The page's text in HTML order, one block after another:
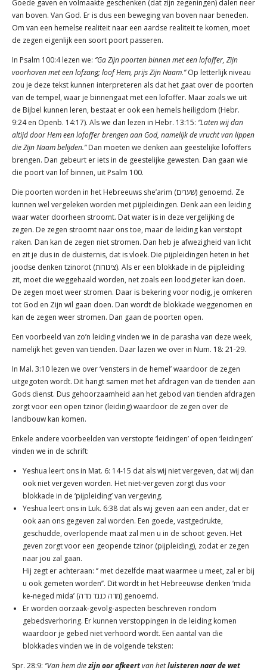
Goede gaven en volmaakte geschenken (dat zijn zegeningen) dalen neer
van boven. Van God. Er is dus een beweging van boven naar beneden.
Om van een hemelse realiteit naar een aardse realiteit te komen, moet
de zegen eigenlijk een soort poort passeren.
In Psalm 100:4 lezen we: ‘’Ga Zijn poorten binnen met een lofoffer, Zijn
voorhoven met een lofzang; loof Hem, prijs Zijn Naam.’’Op letterlijk niveau
zou je deze tekst kunnen interpreteren als dat het gaat over de poorten
van de tempel, waar je binnengaat met een lofoffer. Maar zoals we uit
de Bijbel kunnen leren, bestaat er ook een hemels heiligdom (Hebr.
9:24 en Openb. 14:17). Als we dan lezen in Hebr. 13:15: ‘’Laten wij dan
altijd door Hem een lofoffer brengen aan God, namelijk de vrucht van lippen
die Zijn Naam belijden.’’Dan moeten we denken aan geestelijke lofoffers
brengen. Dan gebeurt er iets in de geestelijke gewesten. Dan gaan wie
die poort van lof binnen, uit Psalm 100.
Die poorten worden in het Hebreeuws she’arim (שערים) genoemd. Ze
kunnen wel vergeleken worden met pijpleidingen. Denk aan een leiding
waar water doorheen stroomt. Dat water is in deze vergelijking de
zegen. De zegen stroomt naar ons toe, maar de leiding kan verstopt
raken. Dan kan de zegen niet stromen. Dan heb je afwezigheid van licht
en zit je dus in de duisternis, dat is vloek. Die pijpleidingen heten in het
joodse denken tzinorot (צינורות). Als er een blokkade in de pijpleiding
zit, moet die weggehaald worden, net zoals een loodgieter kan doen.
De zegen moet weer stromen. Daar is bekering voor nodig, je omkeren
tot God en Zijn wil gaan doen. Dan wordt de blokkade weggenomen en
kan de zegen weer stromen. Dan gaan de poorten open.
Een voorbeeld van zo’n leiding vinden we in de parasha van deze week,
namelijk het geven van tienden. Daar lazen we over in Num. 18: 21-29.
In Mal. 3:10 lezen we over ‘vensters in de hemel’ waardoor de zegen
uitgegoten wordt. Dit hangt samen met het afdragen van de tienden aan
Gods dienst. Dus gehoorzaamheid aan het gebod van tienden afdragen
zorgt voor een open tzinor (leiding) waardoor de zegen over de
landbouw kan komen.
Enkele andere voorbeelden van verstopte ‘leidingen’ of open ‘leidingen’
vinden we in de schrift:
Yeshua leert ons in Mat. 6: 14-15 dat als wij niet vergeven, dat wij dan
ook niet vergeven worden. Het niet-vergeven zorgt dus voor
blokkade in de ‘pijpleiding’ van vergeving.
Yeshua leert ons in Luk. 6:38 dat als wij geven aan een ander, dat er
ook aan ons gegeven zal worden. Een goede, vastgedrukte,
geschudde, overlopende maat zal men u in de schoot geven. Het
geven zorgt voor een geopende tzinor (pijpleiding), zodat er zegen
naar jou zal gaan.
Hij zegt er achteraan: ‘’ met dezelfde maat waarmee u meet, zal er bij
u ook gemeten worden’’. Dit wordt in het Hebreeuwse denken ‘mida
ke-neged mida’ (מדה כנגד מדה) genoemd.
Er worden oorzaak-gevolg-aspecten beschreven rondom
gebedsverhoring. Er kunnen verstoppingen in de leiding komen
waardoor je gebed niet verhoord wordt. Een aantal van die
blokkades vinden we in de volgende teksten:
Spr. 28:9: ‘’Van hem diezijn oor afkeertvan hetluisteren naar de wet